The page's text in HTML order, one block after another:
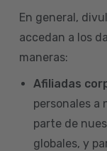
En general,
accedan a los
maneras:
Afiliadas
personales a
parte de
globales, y